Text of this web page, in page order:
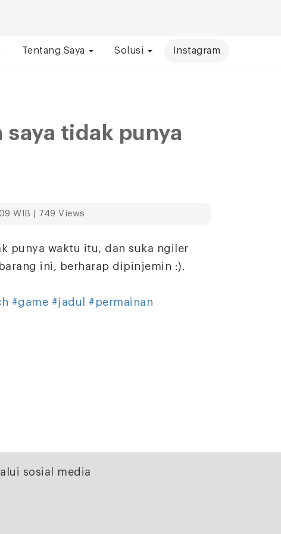
Tentang Saya Solusi Instagram
saya tidak punya
WIB | 749 Views
punya waktu itu, dan suka ngiler
ini, berharap dipinjemin :).
#game #jadul #permainan
sosial media